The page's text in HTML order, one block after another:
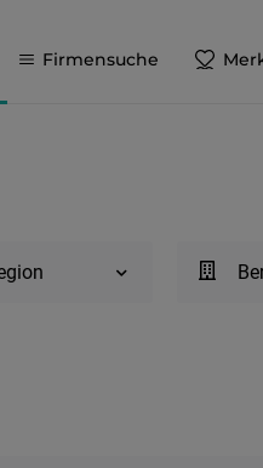
Firmensuche